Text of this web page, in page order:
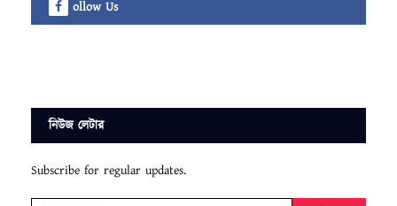
ollow Us
নিউজ লেটার
Subscribe for regular updates.